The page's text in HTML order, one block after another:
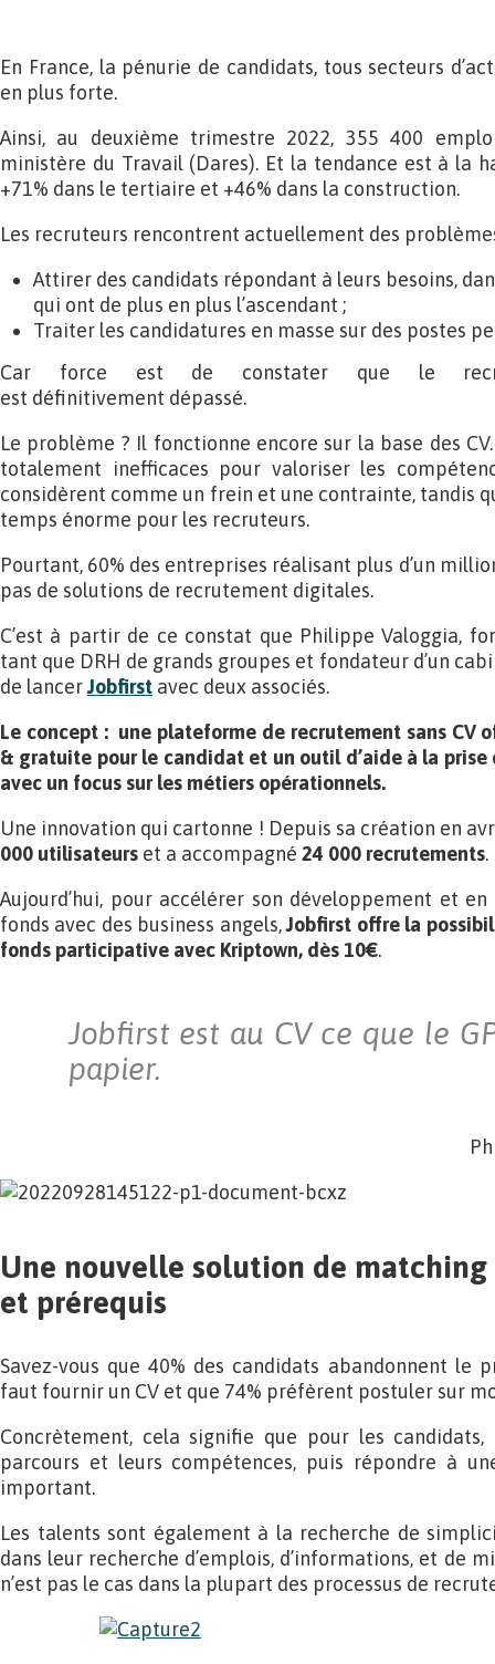
En France, la pénurie de candidats, tous secteurs
en plus forte.
Ainsi, au deuxième trimestre 2022, 355 400
ministère du Travail (Dares). Et la tendance est à la
+71% dans le tertiaire et +46% dans la construction.
Les recruteurs rencontrent actuellement des
Attirer des candidats répondant à leurs besoins,
qui ont de plus en plus l’ascendant ;
Traiter les candidatures en masse sur des postes
Car force est de constater que le
est définitivement dépassé.
Le problème ? Il fonctionne encore sur la base des
totalement inefficaces pour valoriser les
considèrent comme un frein et une contrainte, tandis
temps énorme pour les recruteurs.
Pourtant, 60% des entreprises réalisant plus d’un
pas de solutions de recrutement digitales.
C’est à partir de ce constat que Philippe Valoggia,
tant que DRH de grands groupes et fondateur d’un
de lancerJobfirst avec deux associés.
Le concept : une plateforme de recrutement sans CV
& gratuite pour le candidat et un outil d’aide à la prise
avec un focus sur les métiers opérationnels.
Une innovation qui cartonne ! Depuis sa création en
000 utilisateurs et a accompagné 24 000 recrutements.
Aujourd’hui, pour accélérer son développement et
fonds avec des business angels,Jobfirst offre la
fonds participative avec Kriptown, dès 10€.
Jobfirst est au CV ce que le
papier.
Une nouvelle solution de
et prérequis
Savez-vous que 40% des candidats abandonnent le
faut fournir un CV et que 74% préfèrent postuler sur
Concrètement, cela signifie que pour les
parcours et leurs compétences, puis répondre à
important.
Les talents sont également à la recherche de
dans leur recherche d’emplois, d’informations, et de
n’est pas le cas dans la plupart des processus de